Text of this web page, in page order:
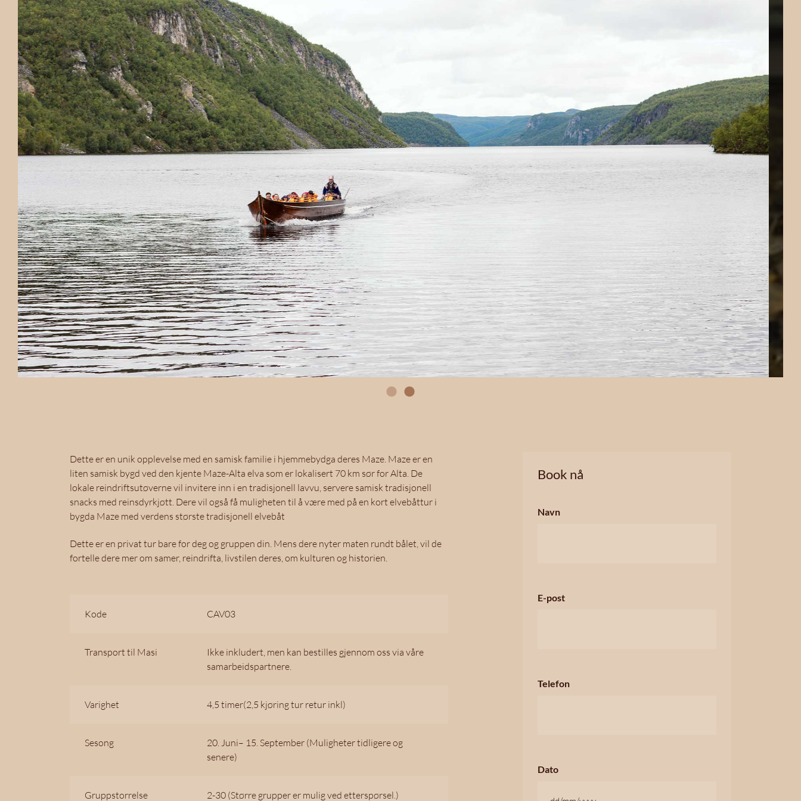
Dette er en unik opplevelse med en samisk familie i hjemmebydga deres Maze. Maze er en
liten samisk bygd ved den kjente Maze-Alta elva som er lokalisert 70 km sør for Alta. De
lokale reindriftsutøverne vil invitere inn i en tradisjonell lavvu, servere samisk tradisjonell
snacks med reinsdyrkjøtt. Dere vil også få muligheten til å være med på en kort elvebåttur i
bygda Maze med verdens største tradisjonell elvebåt
Dette er en privat tur bare for deg og gruppen din. Mens dere nyter maten rundt bålet, vil de
fortelle dere mer om samer, reindrifta, livstilen deres, om kulturen og historien.
Kode CAV03
Transport til Masi
Ikke inkludert, men kan bestilles gjennom oss via våre
samarbeidspartnere.
Varighet 4,5 timer(2,5 kjøring tur retur inkl)
Sesong
20. Juni– 15. September (Muligheter tidligere og
senere)
Gruppstorrelse 2-30 (Større grupper er mulig ved etterspørsel.)
Book nå
Navn
E-post
Telefon
Dato